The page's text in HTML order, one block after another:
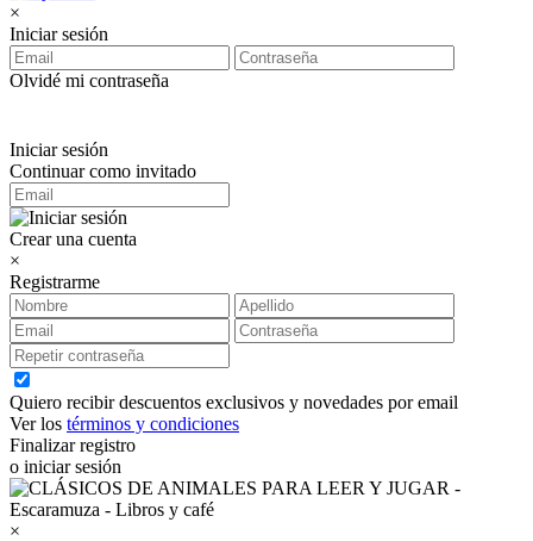
×
Iniciar sesión
Olvidé mi contraseña
Iniciar sesión
Continuar como invitado
Crear una cuenta
×
Registrarme
Quiero recibir descuentos exclusivos y novedades por email
Ver los términos y condiciones
Finalizar registro
o iniciar sesión
×